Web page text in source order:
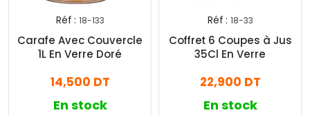
Réf : 18-133
Carafe Avec Couvercle
1L En Verre Doré
14,500 DT
En stock
Réf : 18-33
Coffret 6 Coupes à Jus
35Cl En Verre
22,900 DT
En stock